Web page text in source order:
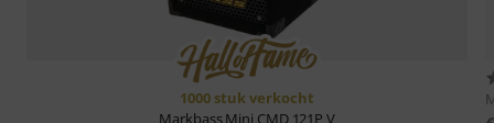
1000 stuk verkocht
MarkbassMini CMD 121P V